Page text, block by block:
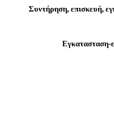
Συντήρηση, επισκευή,
Εγκατασταση-